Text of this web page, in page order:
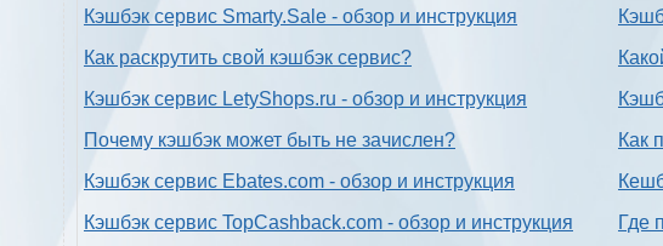
Кэшбэк сервис Smarty.Sale - обзор и инструкция
Как раскрутить свой кэшбэк сервис?
Кэшбэк сервис LetyShops.ru - обзор и инструкция
Почему кэшбэк может быть не зачислен?
Кэшбэк сервис Ebates.com - обзор и инструкция
Кэшбэк сервис TopCashback.com - обзор и инструкция
Как
Где